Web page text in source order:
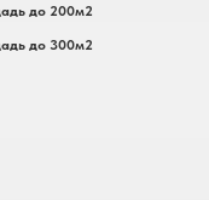
до 200м2
до 300м2